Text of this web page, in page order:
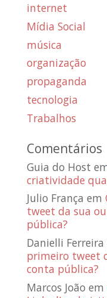
internet
Mídia Social
música
organização
propaganda
tecnologia
Trabalhos
Comentários
Guia do Host
criatividade
Julio França em
tweet da sua
pública?
Danielli Ferreira
primeiro tweet
conta pública?
Marcos João em